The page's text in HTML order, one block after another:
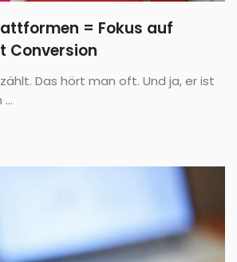
= Fokus auf
Conversion
Das hört man oft. Und ja, er ist